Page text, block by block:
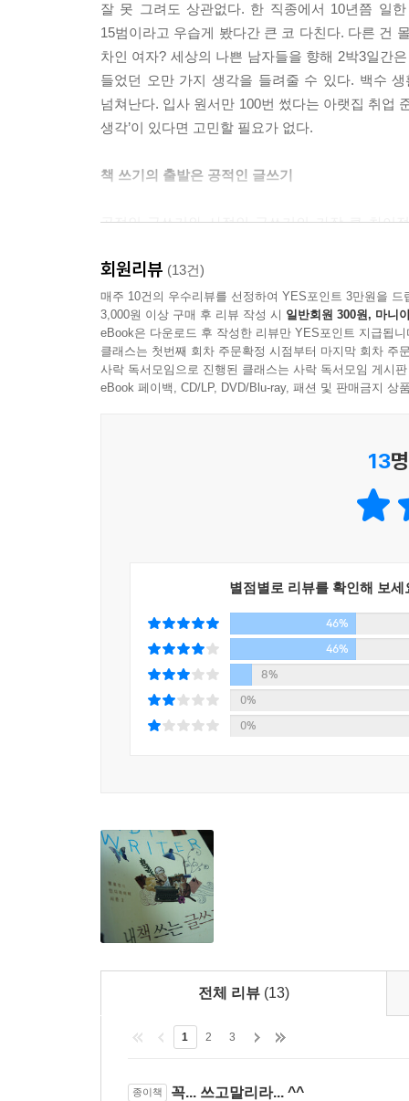
잘 못 그려도 상관없다. 한 직종에서 10년쯤 일
15범이라고 우습게 봤다간 큰 코 다친다. 다른 건
차인 여자? 세상의 나쁜 남자들을 향해 2박3일간
들었던 오만 가지 생각을 들려줄 수 있다. 백수
넘쳐난다. 입사 원서만 100번 썼다는 아랫집 취업
생각’이 있다면 고민할 필요가 없다.
책 쓰기의 출발은 공적인 글쓰기
공적인 글쓰기와 사적인 글쓰기의 가장 큰 차이
명로진은 지난 5~6년간 실제 ‘내 책 쓰기’를 희
지금까지 실력 있는 인디라이터를 다수 배출했다.
겪는다.
공적인 글쓰기에서 강조하는 것이 바로 ‘저자의
콘셉트가 무엇인지 또 어떻게 잡아야 하는지 도
속의 카피라이터는 어떻게 보는지, 민감한 돈 문
싶어서다. 그렇다고 이 책이 ‘무조건적인 책 쓰
‘몰입에서 오는 행복’을 기대할 수 없기 때문이
사인을 해서 선물을 할 수 있거나 유명해져서 많
말한다. 한 권의 책을 내기 위해 준비하고 공부하
회원리뷰 (13건)
매주 10건의 우수리뷰를 선정하여 YES포인트 3만원을 드
3,000원 이상 구매 후 리뷰 작성 시 일반회원 300원, 마니
eBook은 다운로드 후 작성한 리뷰만 YES포인트 지급됩니
클래스는 첫번째 회차 주문확정 시점부터 마지막 회차 주
사락 독서모임으로 진행된 클래스는 사락 독서모임 게시
eBook 페이백, CD/LP, DVD/Blu-ray, 패션 및 판매금지 상
13
별점별로 리뷰를 확인해 보세
46%
46%
8%
0%
0%
전체 리뷰 (13)
1 2 3
종이책 꼭... 쓰고말리라... ^^